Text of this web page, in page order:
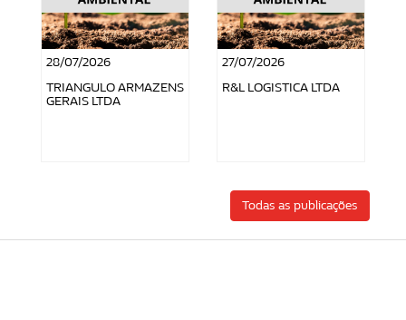
28/07/2026
TRIANGULO ARMAZENS
GERAIS LTDA
27/07/2026
R&L LOGISTICA LTDA
Todas as publicações